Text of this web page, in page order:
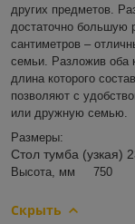
других предметов.
достаточно большую
сантиметров –
семьи. Разложив оба
длина которого
позволяют с
или дружную семью.
Размеры:
Стол тумба (узкая)
Высота, мм 750
Скрыть